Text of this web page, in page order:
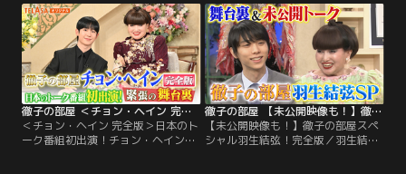
れていった。花嫁の父の役は何度も
演じた村井さんだったが、娘の夫か
ら結婚の挨拶をされた時は、音無さ
んがハラハラするような態度にな
り…その時の様子を、麻友美さんが
VTRで明かす。
年結婚8年に。実は結婚記念日は親
友の坂本冬美さんの誕生日！？夫と
6年前に引き取った2匹の保護猫と賑
やかな日々を過ごす藤さんの自宅に
は、飼い主のいない猫が餌を食べに
来るようになった。
徹子の部屋 ＜チョン・ヘイン 完全版＞日本のトーク番組初出演！チョン・ヘインが「徹子の部屋」に！
＜チョン・ヘイン 完全版＞日本のト
ーク番組初出演！チョン・ヘインが
徹子の部屋 【未公開映像も！】徹子の部屋スペシャル羽生結弦！完全版
【未公開映像も！】徹子の部屋スペ
シャル羽生結弦！完全版／羽生結弦